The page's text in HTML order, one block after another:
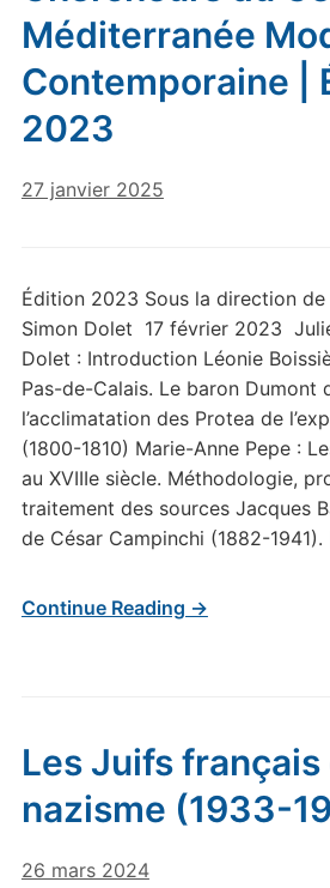
Méditerranée
Contemporaine |
2023
27 janvier 2025
Édition 2023 Sous la direction de
Simon Dolet 17 février 2023
Dolet : Introduction Léonie
Pas-de-Calais. Le baron Dumont
l’acclimatation des Protea de
(1800-1810) Marie-Anne Pepe :
au XVIIIe siècle. Méthodologie,
traitement des sources Jacques
de César Campinchi (1882-
Continue Reading →
Les Juifs français
nazisme (1933-
26 mars 2024